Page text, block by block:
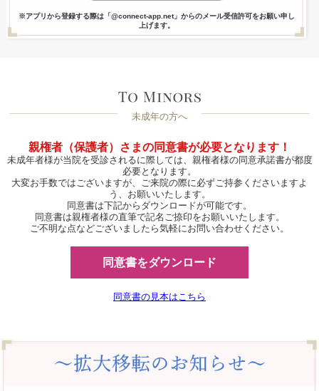
※アプリから登録する際は「@connect-app.net」からのメール受信許可をお願い申し
上げます。
未成年の方へ
親権者（保護者）さまの同意書が必要となります！
未成年者様が当院を受診されるに際しては、親権者様の同意承諾書が都度
必要となります。
大変お手数ではございますが、ご来院の際に必ずご持参くださいますよ
う、お願いいたします。
同意書は下記からダウンロードが可能です。
同意書は親権者様の直筆で記名ご捺印をお願いいたします。
ご不明な点などございましたら気軽にお問い合わせください。
同意書をダウンロード
同意書の見本はこちら